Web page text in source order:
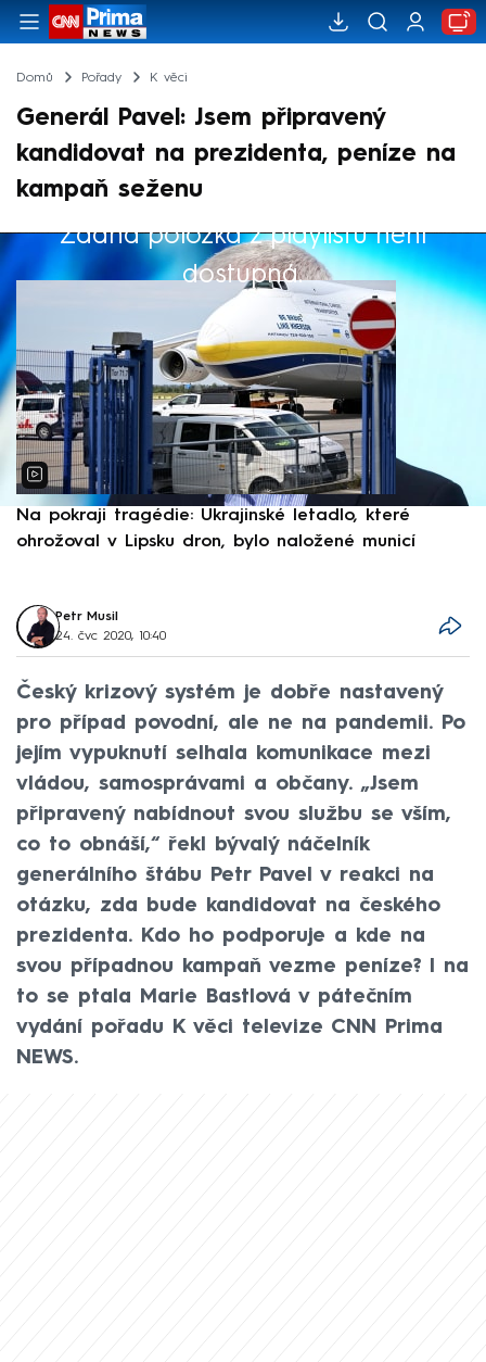
Domů Pořady K věci
Generál Pavel: Jsem připravený
kandidovat na prezidenta, peníze na
kampaň seženu
Žádná položka z playlistu není
dostupná.
Výběr redakce
Na pokraji tragédie: Ukrajinské letadlo, které
ohrožoval v Lipsku dron, bylo naložené municí
Petr Musil
24. čvc 2020, 10:40
Český krizový systém je dobře nastavený
pro případ povodní, ale ne na pandemii. Po
jejím vypuknutí selhala komunikace mezi
vládou, samosprávami a občany. „Jsem
připravený nabídnout svou službu se vším,
co to obnáší,“ řekl bývalý náčelník
generálního štábu Petr Pavel v reakci na
otázku, zda bude kandidovat na českého
prezidenta. Kdo ho podporuje a kde na
svou případnou kampaň vezme peníze? I na
to se ptala Marie Bastlová v pátečním
vydání pořadu K věci televize CNN Prima
NEWS.